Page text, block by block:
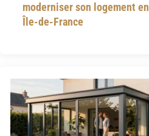
moderniser son logement en
Île-de-France